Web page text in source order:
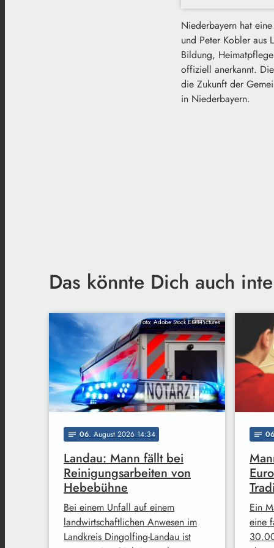
Niederbayern hat
und Peter Kobler aus
Bildung,
offiziell anerkannt.
die Zukunft der
in Niederbayern.
Das könnte Dich auch
Foto: Adobe Stock EKH-Pictures
notes 06. August 2026 14:34
Landau: Mann fällt bei
Reinigungsarbeiten von
Hebebühne
Bei einem Unfall auf einem
landwirtschaftlichen Anwesen im
Landkreis Dingolfing-Landau ist
notes 06
Ein
eine